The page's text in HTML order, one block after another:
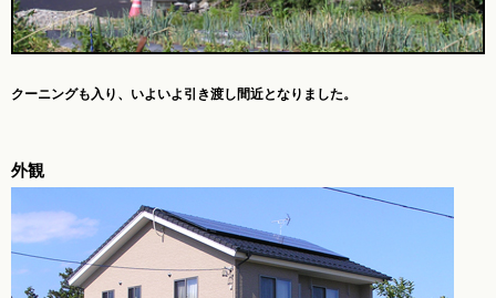
クーニングも入り、 いよいよ引き渡し間近となりました。
外観